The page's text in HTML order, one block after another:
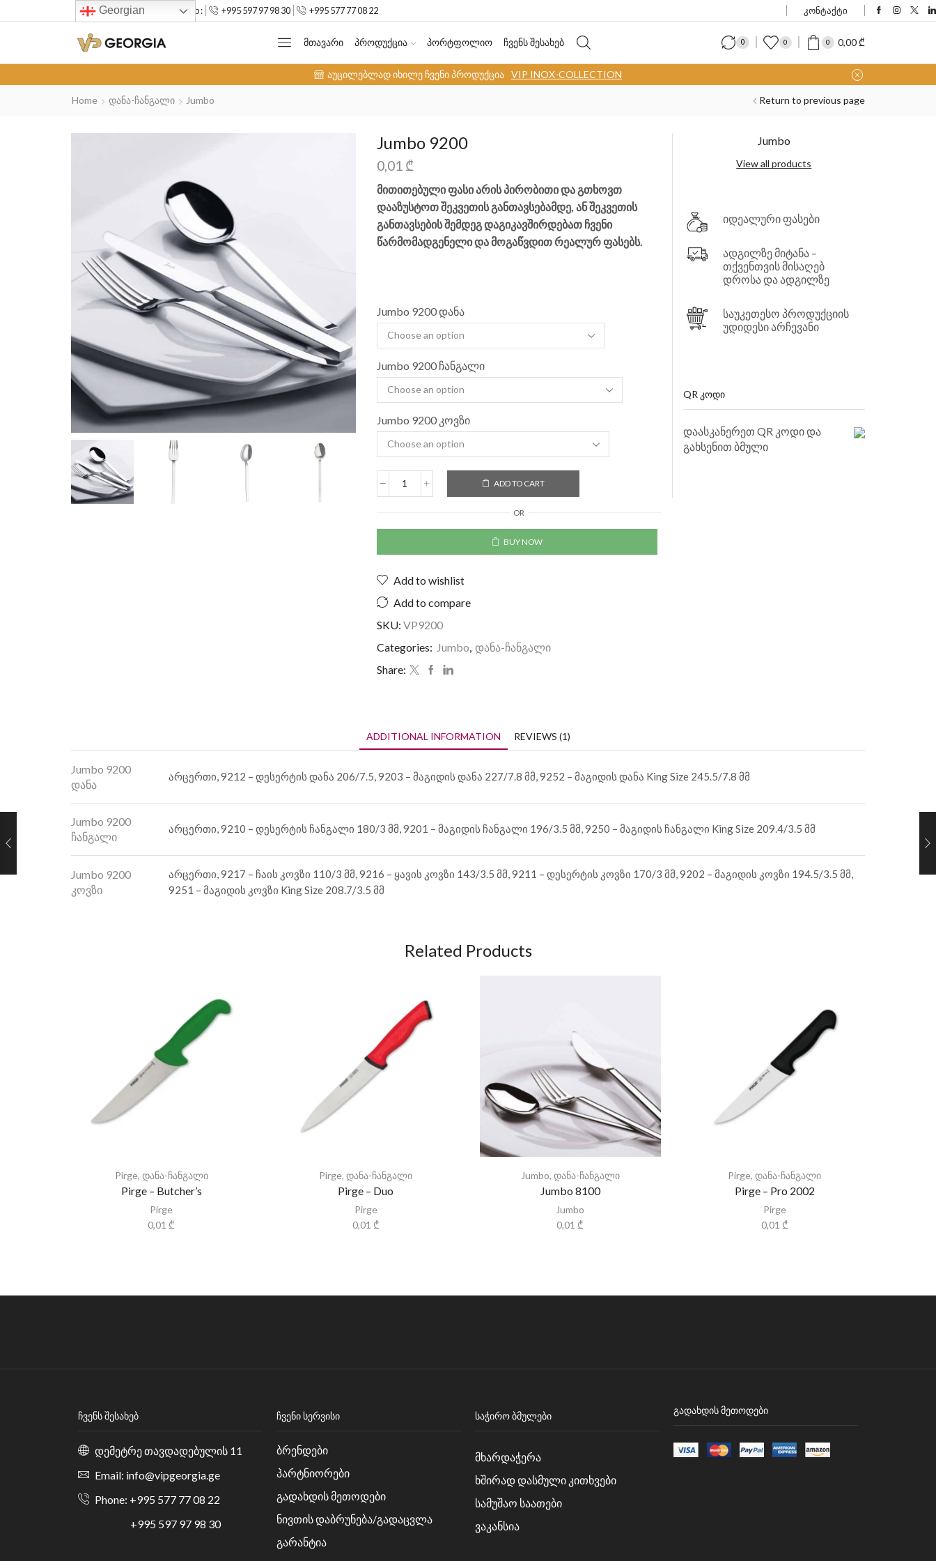
--> Mob : +995 597 97 98 30 +995 577 77 08 22 კონტაქტი
ᲛᲗᲐᲕᲐᲠᲘ ᲞᲠᲝᲓᲣᲥᲪᲘᲐ ᲞᲝᲠᲢᲤᲝᲚᲘᲝ ᲩᲕᲔᲜᲡ ᲨᲔᲡᲐᲮᲔᲑ 0 0 0 0,00 ₾
აუცილებლად იხილე ჩვენი პროდუქცია VIP INOX-COLLECTION
Home Დანა-Ჩანგალი Jumbo Return to previous page
Jumbo 9200
0,01 ₾
მითითებული ფასი არის პირობითი და გთხოვთ
დააზუსტოთ შეკვეთის განთავსებამდე, ან შეკვეთის
განთავსების შემდეგ დაგიკავშირდებათ ჩვენი
წარმომადგენელი და მოგაწვდით რეალურ ფასებს.
Jumbo 9200 დანა
Jumbo 9200 ჩანგალი
Jumbo 9200 კოვზი
ADD TO CART
OR
BUY NOW
Add to wishlist
Add to compare
SKU: VP9200
Categories: Jumbo, დანა-ჩანგალი
Share:
Jumbo
View all products
იდეალური ფასები
ადგილზე მიტანა –
თქვენთვის მისაღებ
დროსა და ადგილზე
საუკეთესო პროდუქციის
უდიდესი არჩევანი
QR ᲙᲝᲓᲘ
დაასკანერეთ QR კოდი და
გახსენით ბმული
ADDITIONAL INFORMATION REVIEWS (1)
Jumbo 9200
დანა
არცერთი, 9212 – დესერტის დანა 206/7.5, 9203 – მაგიდის დანა 227/7.8 მმ, 9252 – მაგიდის დანა King Size 245.5/7.8 მმ
Jumbo 9200
ჩანგალი
არცერთი, 9210 – დესერტის ჩანგალი 180/3 მმ, 9201 – მაგიდის ჩანგალი 196/3.5 მმ, 9250 – მაგიდის ჩანგალი King Size 209.4/3.5 მმ
Jumbo 9200
კოვზი
არცერთი, 9217 – ჩაის კოვზი 110/3 მმ, 9216 – ყავის კოვზი 143/3.5 მმ, 9211 – დესერტის კოვზი 170/3 მმ, 9202 – მაგიდის კოვზი 194.5/3.5 მმ,
9251 – მაგიდის კოვზი King Size 208.7/3.5 მმ
Related Products
Pirge, დანა-ჩანგალი
Pirge – Butcher’s
Pirge
0,01 ₾
Pirge,დანა-ჩანგალი
Pirge – Duo
Pirge
0,01 ₾
Jumbo, დანა-ჩანგალი
Jumbo 8100
Jumbo
0,01 ₾
Pirge,დანა-ჩანგალი
Pirge – Pro 2002
Pirge
0,01 ₾
ᲩᲕᲔᲜᲡ ᲨᲔᲡᲐᲮᲔᲑ
დემეტრე თავდადებულის 11
Email: info@vipgeorgia.ge
Phone: +995 577 77 08 22
+995 597 97 98 30
ᲩᲕᲔᲜᲘ ᲡᲔᲠᲕᲘᲡᲘ
ბრენდები
პარტნიორები
გადახდის მეთოდები
ნივთის დაბრუნება/გადაცვლა
გარანტია
ᲡᲐᲭᲘᲠᲝ ᲑᲛᲣᲚᲔᲑᲘ
მხარდაჭერა
ხშირად დასმული კითხვები
სამუშაო საათები
ვაკანსია
ᲒᲐᲓᲐᲮᲓᲘᲡ ᲛᲔᲗᲝᲓᲔᲑᲘ
Georgian